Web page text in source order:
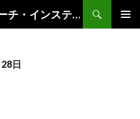
グローバルマクロ・リサーチ・インスティテュート
日